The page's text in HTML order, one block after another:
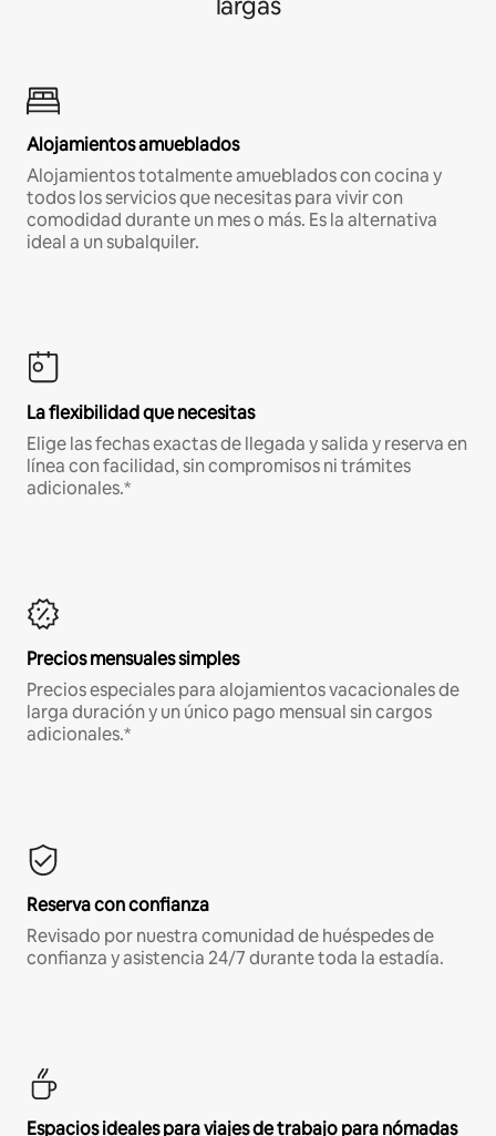
Alojamientos amueblados
Alojamientos totalmente amueblados con cocina y
todos los servicios que necesitas para vivir con
comodidad durante un mes o más. Es la alternativa
ideal a un subalquiler.
La flexibilidad que necesitas
Elige las fechas exactas de llegada y salida y reserva en
línea con facilidad, sin compromisos ni trámites
adicionales.*
Precios mensuales simples
Precios especiales para alojamientos vacacionales de
larga duración y un único pago mensual sin cargos
adicionales.*
Reserva con confianza
Revisado por nuestra comunidad de huéspedes de
confianza y asistencia 24/7 durante toda la estadía.
Espacios ideales para viajes de trabajo para nómadas